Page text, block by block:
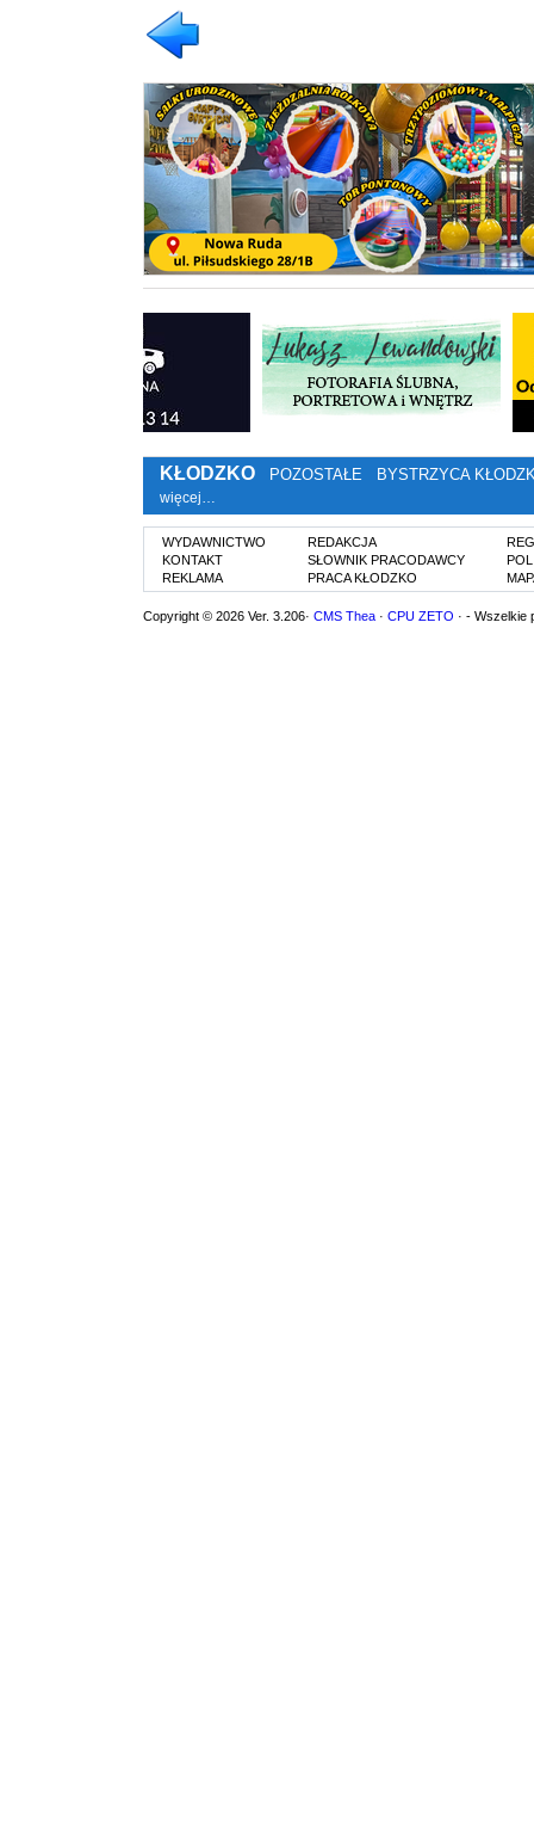
KŁODZKO POZOSTAŁE BYSTRZYCA
więcej…
WYDAWNICTWO
KONTAKT
REKLAMA
REDAKCJA
SŁOWNIK PRACODAWCY
PRACA KŁODZKO
Copyright © 2026 Ver. 3.206· CMS Thea · CPU ZETO · - Wszelkie